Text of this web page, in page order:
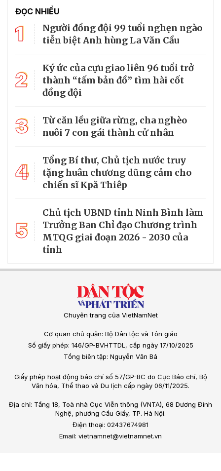
ĐỌC NHIỀU
1
Người đồng đội 99 tuổi nghẹn ngào
tiễn biệt Anh hùng La Văn Cầu
2
Ký ức của cựu giao liên 96 tuổi trở
thành “tấm bản đồ” tìm hài cốt
đồng đội
3
Từ căn lều giữa rừng, cha nghèo
nuôi 7 con gái thành cử nhân
4
Tổng Bí thư, Chủ tịch nước truy
tặng huân chương dũng cảm cho
chiến sĩ Kpă Thiêp
5
Chủ tịch UBND tỉnh Ninh Bình làm
Trưởng Ban Chỉ đạo Chương trình
MTQG giai đoạn 2026 - 2030 của
tỉnh
Chuyên trang của VietNamNet
Cơ quan chủ quản: Bộ Dân tộc và Tôn giáo
Số giấy phép: 146/GP-BVHTTDL, cấp ngày 17/10/2025
Tổng biên tập: Nguyễn Văn Bá
Giấy phép hoạt động báo chí số 57/GP-BC do Cục Báo chí, Bộ
Văn hóa, Thể thao và Du lịch cấp ngày 06/11/2025.
Địa chỉ: Tầng 18, Toà nhà Cục Viễn thông (VNTA), 68 Dương Đình
Nghệ, phường Cầu Giấy, TP. Hà Nội.
Điện thoại: 02437674981
Email: vietnamnet@vietnamnet.vn